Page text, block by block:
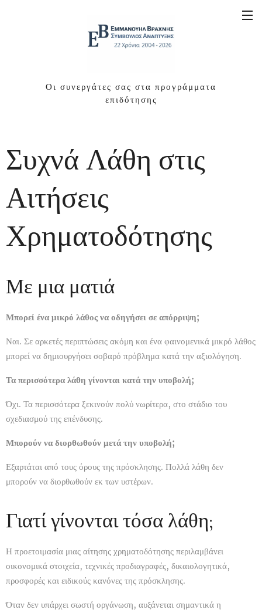
Οι συνεργάτες σας στα προγράμματα
επιδότησης
Συχνά Λάθη στις
Αιτήσεις
Χρηματοδότησης
Με μια ματιά
Μπορεί ένα μικρό λάθος να οδηγήσει σε απόρριψη;
Ναι. Σε αρκετές περιπτώσεις ακόμη και ένα φαινομενικά μικρό λάθος
μπορεί να δημιουργήσει σοβαρό πρόβλημα κατά την αξιολόγηση.
Τα περισσότερα λάθη γίνονται κατά την υποβολή;
Όχι. Τα περισσότερα ξεκινούν πολύ νωρίτερα, στο στάδιο του
σχεδιασμού της επένδυσης.
Μπορούν να διορθωθούν μετά την υποβολή;
Εξαρτάται από τους όρους της πρόσκλησης. Πολλά λάθη δεν
μπορούν να διορθωθούν εκ των υστέρων.
Γιατί γίνονται τόσα λάθη;
Η προετοιμασία μιας αίτησης χρηματοδότησης περιλαμβάνει
οικονομικά στοιχεία, τεχνικές προδιαγραφές, δικαιολογητικά,
προσφορές και ειδικούς κανόνες της πρόσκλησης.
Όταν δεν υπάρχει σωστή οργάνωση, αυξάνεται σημαντικά η